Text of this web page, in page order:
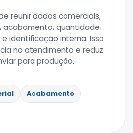
reunir dados comerciais,
acabamento, quantidade,
identificação interna. Isso
no atendimento e reduz
para produção.
Acabamento